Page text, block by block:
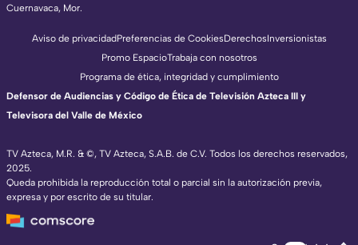
Cuernavaca, Mor.
TV Azteca, M.R. & ©, TV Azteca, S.A.B. de C.V. Todos los derechos reservados,
2025.
Queda prohibida la reproducción total o parcial sin la autorización previa,
expresa y por escrito de su titular.
Aviso de privacidadPreferencias de CookiesDerechosInversionistas
Promo EspacioTrabaja con nosotros
Programa de ética, integridad y cumplimiento
Defensor de Audiencias y Código de Ética de Televisión Azteca III y
Televisora del Valle de México